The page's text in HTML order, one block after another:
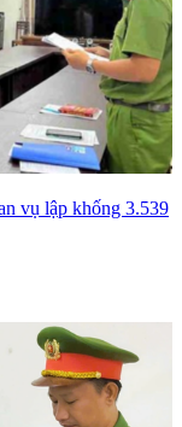
vụ lập khống 3.539